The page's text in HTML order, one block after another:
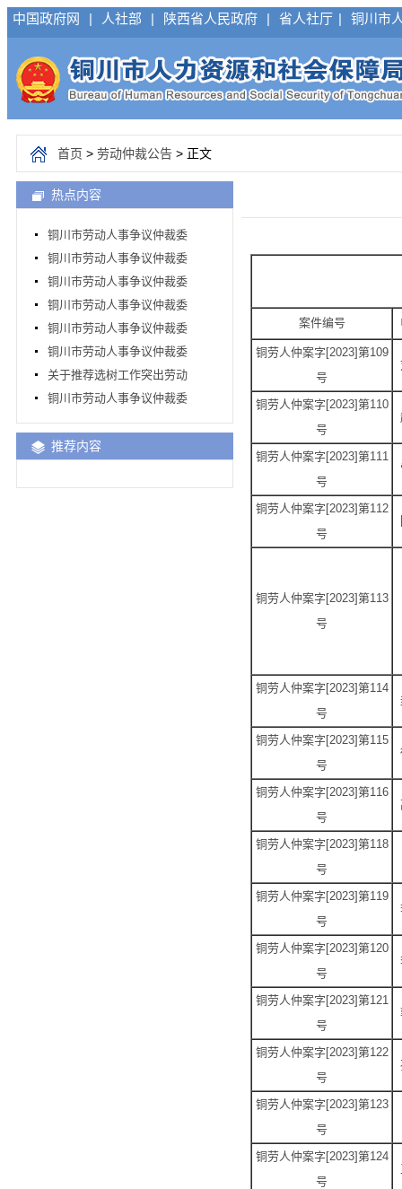
中国政府网 | 人社部 | 陕西省人民政府 | 省人社厅 | 铜川市
首页 > 劳动仲裁公告 > 正文
热点内容
铜川市劳动人事争议仲裁委
铜川市劳动人事争议仲裁委
铜川市劳动人事争议仲裁委
铜川市劳动人事争议仲裁委
铜川市劳动人事争议仲裁委
铜川市劳动人事争议仲裁委
关于推荐选树工作突出劳动
铜川市劳动人事争议仲裁委
推荐内容
案件编号
铜劳人仲案字[2023]第109
号
铜劳人仲案字[2023]第110
号
铜劳人仲案字[2023]第111
号
铜劳人仲案字[2023]第112
号
铜劳人仲案字[2023]第113
号
铜劳人仲案字[2023]第114
号
铜劳人仲案字[2023]第115
号
铜劳人仲案字[2023]第116
号
铜劳人仲案字[2023]第118
号
铜劳人仲案字[2023]第119
号
铜劳人仲案字[2023]第120
号
铜劳人仲案字[2023]第121
号
铜劳人仲案字[2023]第122
号
铜劳人仲案字[2023]第123
号
铜劳人仲案字[2023]第124
号